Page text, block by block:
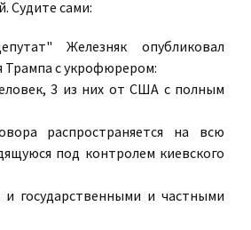
Судите сами:
Железняк опубликовал
Трампа с укрофюрером:
3 из них от США с полным
распространяется на всю
под контролем киевского
государственными и частными